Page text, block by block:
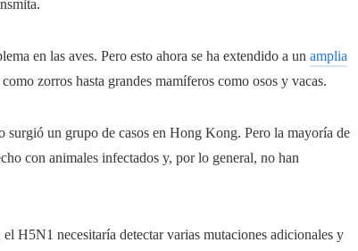
en las aves. Pero esto ahora se ha extendido a un amplia
zorros hasta grandes mamíferos como osos y vacas.
surgió un grupo de casos en Hong Kong. Pero la mayoría de
con animales infectados y, por lo general, no han
H5N1 necesitaría detectar varias mutaciones adicionales y